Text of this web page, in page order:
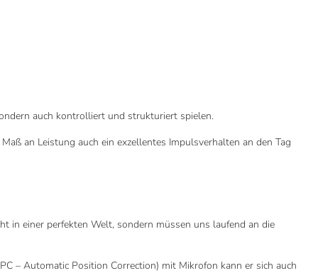
auch kontrolliert und strukturiert spielen.
an Leistung auch ein exzellentes Impulsverhalten an den Tag
in einer perfekten Welt, sondern müssen uns laufend an die
– Automatic Position Correction) mit Mikrofon kann er sich auch